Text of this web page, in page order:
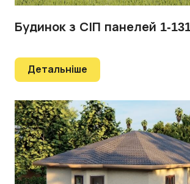
Будинок з СІП панелей 1-
Детальніше